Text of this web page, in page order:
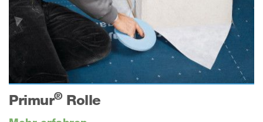
Primur®Rolle